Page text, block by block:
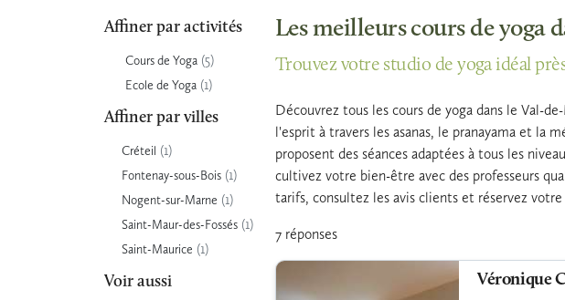
Affiner par activités
Cours de Yoga (5)
Ecole de Yoga (1)
Affiner par villes
Créteil (1)
Fontenay-sous-Bois (1)
Nogent-sur-Marne (1)
Saint-Maur-des-Fossés (1)
Saint-Maurice (1)
Voir aussi
Les meilleurs cours de yoga
Trouvez votre studio de yoga idéal
Découvrez tous les cours de yoga dans le Val-
l'esprit à travers les asanas, le pranayama et la
proposent des séances adaptées à tous les
cultivez votre bien-être avec des professeurs
tarifs, consultez les avis clients et réservez
7 réponses
Véronique